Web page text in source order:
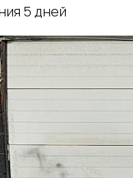
5 дней